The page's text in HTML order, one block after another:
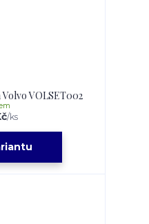
VOLSET002
/ks